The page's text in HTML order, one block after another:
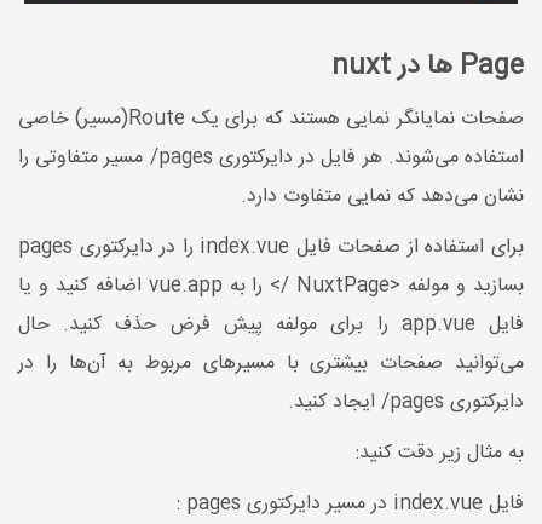
Page ها در nuxt
صفحات نمایانگر نمایی هستند که برای یک Route(مسیر) خاصی
استفاده می‌شوند. هر فایل در دایرکتوری pages/ مسیر متفاوتی را
نشان می‌دهد که نمایی متفاوت دارد.
برای استفاده از صفحات فایل index.vue را در دایرکتوری pages
بسازید و مولفه <NuxtPage /> را به vue.app اضافه کنید و یا
فایل app.vue را برای مولفه پیش فرض حذف کنید. حال
می‌توانید صفحات بیشتری با مسیرهای مربوط به آن‌ها را در
دایرکتوری pages/ ایجاد کنید.
به مثال زیر دقت کنید:
فایل index.vue در مسیر دایرکتوری pages :